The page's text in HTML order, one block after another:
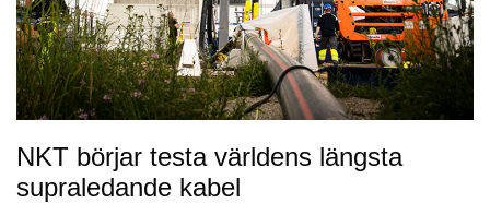
NKT börjar testa världens längsta
supraledande kabel